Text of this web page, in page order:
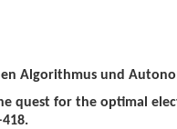
Algorithmus und
quest for the optimal